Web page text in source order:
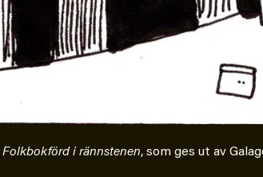
Folkbokförd i rännstenen, som ges ut av